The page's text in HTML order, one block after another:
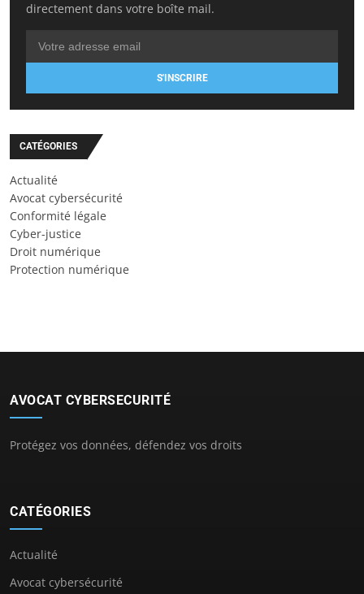
directement dans votre boîte mail.
S'INSCRIRE
CATÉGORIES
Actualité
Avocat cybersécurité
Conformité légale
Cyber-justice
Droit numérique
Protection numérique
AVOCAT CYBERSECURITÉ
Protégez vos données, défendez vos droits
CATÉGORIES
Actualité
Avocat cybersécurité